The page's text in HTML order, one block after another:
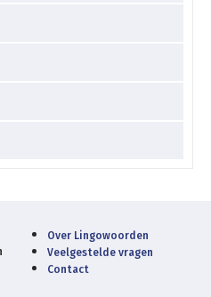
Over Lingowoorden
Veelgestelde vragen
Contact